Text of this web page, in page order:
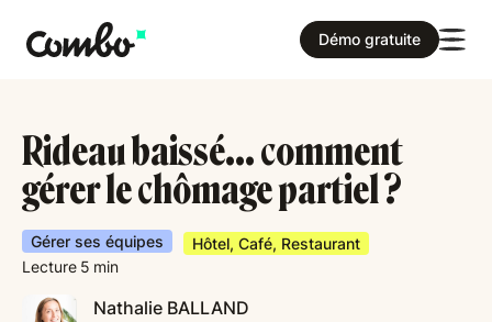
Démo gratuite
Rideau baissé... comment
gérer le chômage partiel ?
Gérer ses équipes
Hôtel, Café, Restaurant
Lecture 5 min
Nathalie BALLAND